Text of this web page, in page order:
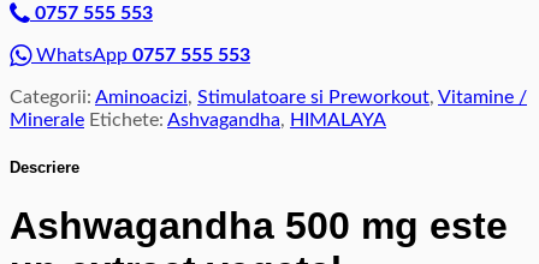
HIMALAYA
0757 555 553
WhatsApp 0757 555 553
Categorii: Aminoacizi, Stimulatoare si Preworkout, Vitamine /
Minerale Etichete: Ashvagandha, HIMALAYA
Descriere
Ashwagandha 500 mg este